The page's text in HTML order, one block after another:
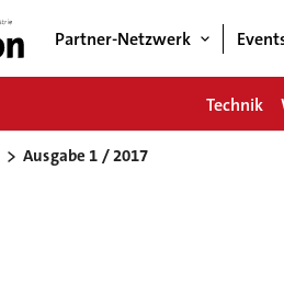
Partner-Netzwerk
Technik
Ausgabe 1 / 2017